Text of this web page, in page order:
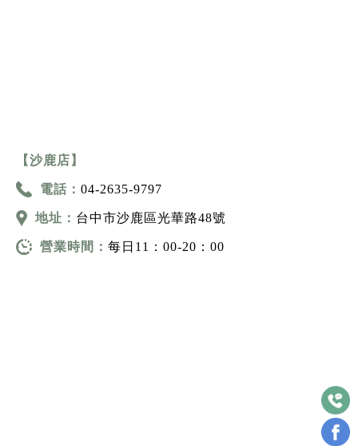
【沙鹿店】
電話： 04-2635-9797
地址： 台中市沙鹿區光華路48號
營業時間： 每日11：00-20：00